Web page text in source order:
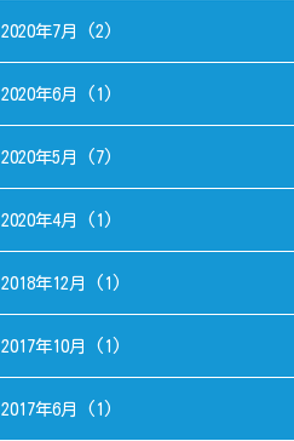
2020年7月 (2)
2020年6月 (1)
2020年5月 (7)
2020年4月 (1)
2018年12月 (1)
2017年10月 (1)
2017年6月 (1)